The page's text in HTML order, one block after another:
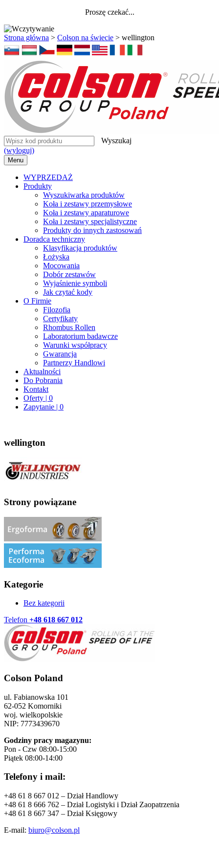
Proszę czekać...
Strona główna > Colson na świecie > wellington
Wyszukaj
(wyloguj)
Menu
WYPRZEDAŻ
Produkty
Wyszukiwarka produktów
Koła i zestawy przemysłowe
Koła i zestawy aparaturowe
Koła i zestawy specjalistyczne
Produkty do innych zastosowań
Doradca techniczny
Klasyfikacja produktów
Łożyska
Mocowania
Dobór zestawów
Wyjaśnienie symboli
Jak czytać kody
O Firmie
Filozofia
Certyfikaty
Rhombus Rollen
Laboratorium badawcze
Warunki współpracy
Gwarancja
Partnerzy Handlowi
Aktualności
Do Pobrania
Kontakt
Oferty | 0
Zapytanie | 0
wellington
Strony powiązane
Kategorie
Bez kategorii
Telefon +48 618 667 012
Colson Poland
ul. Fabianowska 101
62-052 Komorniki
woj. wielkopolskie
NIP: 7773439670
Godziny pracy magazynu:
Pon - Czw 08:00-15:00
Piątek 08:00-14:00
Telefony i mail:
+48 61 8 667 012 – Dział Handlowy
+48 61 8 666 762 – Dział Logistyki i Dział Zaopatrzenia
+48 61 8 667 347 – Dział Księgowy
E-mail: biuro@colson.pl